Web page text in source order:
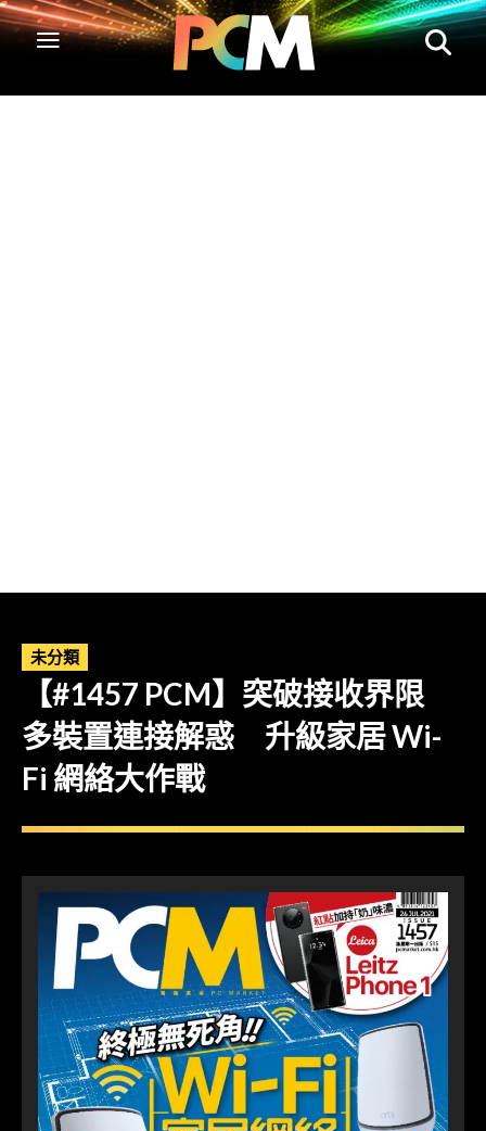
未分類
【#1457 PCM】突破接收界限
多裝置連接解惑 升級家居 Wi-
Fi 網絡大作戰